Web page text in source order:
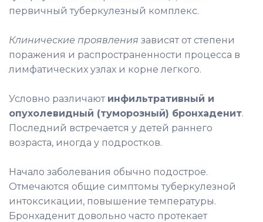
первичный туберкулезный комплекс.
Клинические проявления зависят от степени
поражения и распространенности процесса в
лимфатических узлах и корне легкого.
Условно различают инфильтративный и
опухолевидный (туморозный) бронхаденит.
Последний встречается у детей раннего
возраста, иногда у подростков.
Начало заболевания обычно подострое.
Отмечаются общие симптомы туберкулезной
интоксикации, повышение температуры.
Бронхаденит довольно часто протекает